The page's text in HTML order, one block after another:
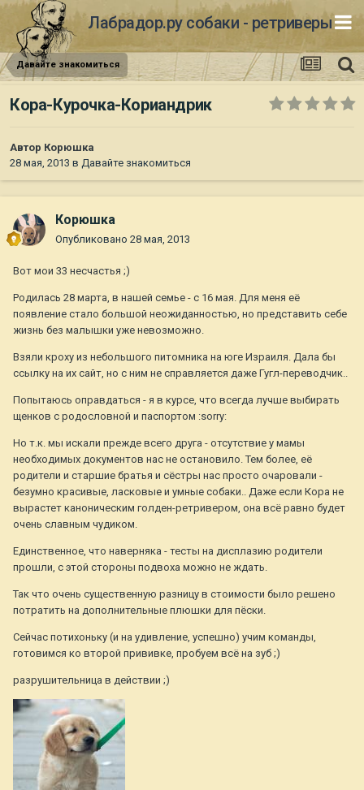
Лабрадор.ру собаки - ретриверы
Давайте знакомиться
Кора-Курочка-Кориандрик
Автор Корюшка
28 мая, 2013 в Давайте знакомиться
Корюшка
Опубликовано 28 мая, 2013
Вот мои 33 несчастья ;)
Родилась 28 марта, в нашей семье - с 16 мая. Для меня её
появление стало большой неожиданностью, но представить себе
жизнь без малышки уже невозможно.
Взяли кроху из небольшого питомника на юге Израиля. Дала бы
ссылку на их сайт, но с ним не справляется даже Гугл-переводчик..
Попытаюсь оправдаться - я в курсе, что всегда лучше выбирать
щенков с родословной и паспортом :sorry:
Но т.к. мы искали прежде всего друга - отсутствие у мамы
необходимых документов нас не остановило. Тем более, её
родители и старшие братья и сёстры нас просто очаровали -
безумно красивые, ласковые и умные собаки.. Даже если Кора не
вырастет каноническим голден-ретривером, она всё равно будет
очень славным чудиком.
Единственное, что наверняка - тесты на дисплазию родители
прошли, с этой стороны подвоха можно не ждать.
Так что очень существенную разницу в стоимости было решено
потратить на дополнительные плюшки для пёски.
Сейчас потихоньку (и на удивление, успешно) учим команды,
готовимся ко второй прививке, пробуем всё на зуб ;)
разрушительница в действии ;)